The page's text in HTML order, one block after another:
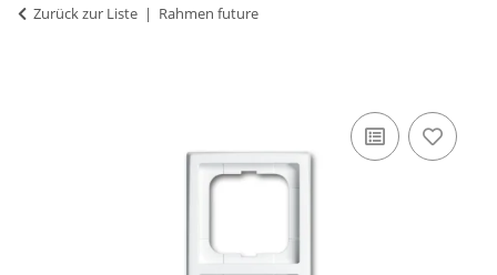
Zurück zur Liste Rahmen future